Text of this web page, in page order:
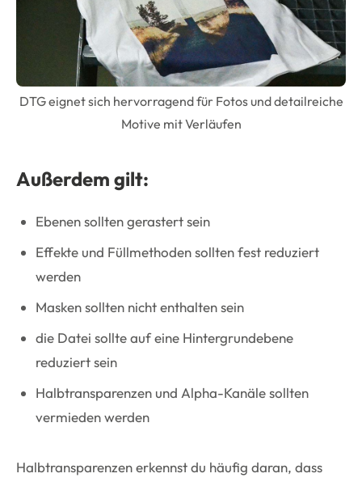
DTG eignet sich hervorragend für Fotos und detailreiche
Motive mit Verläufen
Außerdem gilt:
Ebenen sollten gerastert sein
Effekte und Füllmethoden sollten fest reduziert
werden
Masken sollten nicht enthalten sein
die Datei sollte auf eine Hintergrundebene
reduziert sein
Halbtransparenzen und Alpha-Kanäle sollten
vermieden werden
Halbtransparenzen erkennst du häufig daran, dass